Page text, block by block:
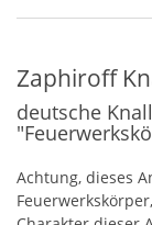
Zaphiroff
deutsche
Achtung, dieses